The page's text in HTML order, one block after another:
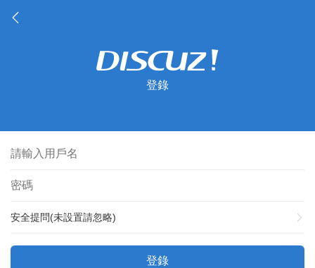
登錄
安全提問(未設置請忽略)
登錄